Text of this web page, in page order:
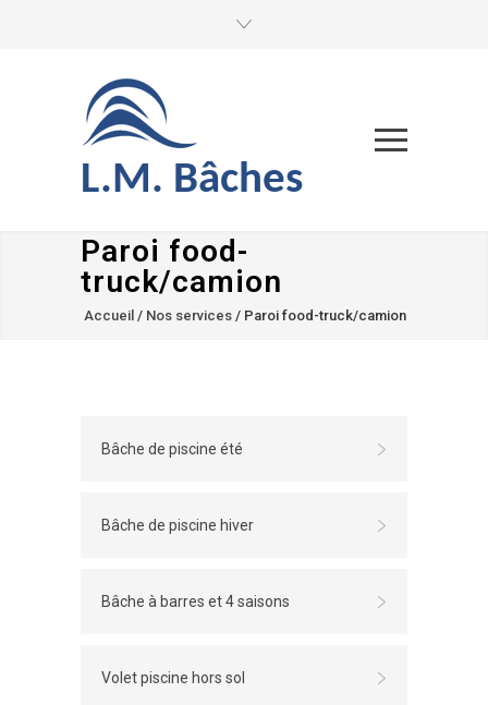
L.M. Bâches
Paroi food-
truck/camion
Accueil / Nos services / Paroi food-truck/camion
Bâche de piscine été
Bâche de piscine hiver
Bâche à barres et 4 saisons
Volet piscine hors sol